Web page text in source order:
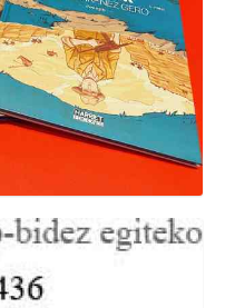
,Denda kanpotik,